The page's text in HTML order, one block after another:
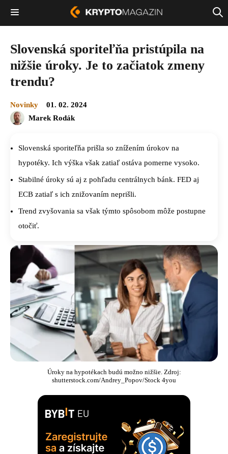
Slovenská sporiteľňa pristúpila na
nižšie úroky. Je to začiatok zmeny
trendu?
Novinky
01. 02. 2024
Marek Rodák
Slovenská sporiteľňa prišla so znížením úrokov na
hypotéky. Ich výška však zatiaľ ostáva pomerne vysoko.
Stabilné úroky sú aj z pohľadu centrálnych bánk. FED aj
ECB zatiaľ s ich znižovaním neprišli.
Trend zvyšovania sa však týmto spôsobom môže postupne
otočiť.
Úroky na hypotékach budú možno nižšie. Zdroj:
shutterstock.com/Andrey_Popov/Stock 4you